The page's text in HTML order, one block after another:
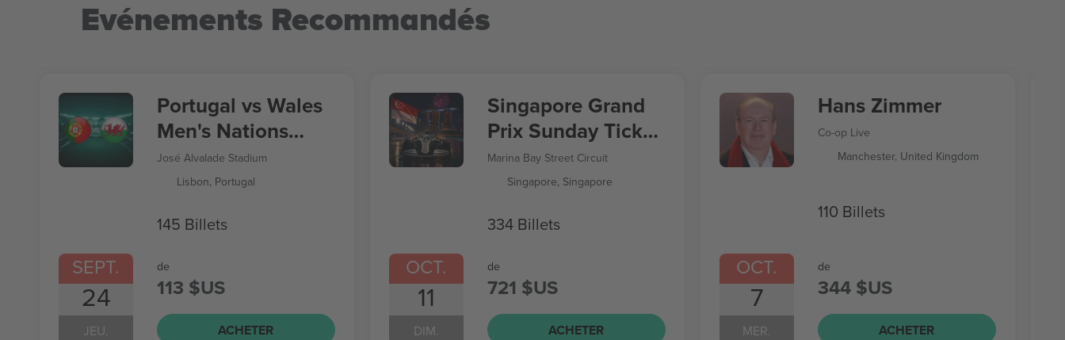
Evénements Recommandés
SEPT.
24
JEU.
Portugal vs Wales
Men's Nations
League
José Alvalade Stadium
Lisbon, Portugal
145 Billets
de
113 $US
ACHETER
OCT.
11
DIM.
Singapore Grand
Prix Sunday Ticket
Formula 1
Marina Bay Street Circuit
Singapore, Singapore
334 Billets
de
721 $US
ACHETER
OCT.
7
MER.
Hans Zimmer
Co-op Live
Manchester, United Kingdom
110 Billets
de
344 $US
ACHETER